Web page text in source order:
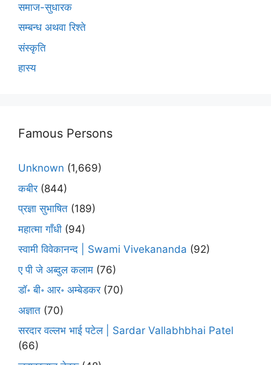
समाज-सुधारक
सम्बन्ध अथवा रिश्ते
संस्कृति
हास्य
Famous Persons
Unknown (1,669)
कबीर(844)
प्रज्ञा सुभाषित (189)
महात्मा गाँधी (94)
स्वामी विवेकानन्द | Swami Vivekananda (92)
ए पी जे अब्दुल कलाम (76)
डॉ॰ बी॰ आर॰ अम्बेडकर(70)
अज्ञात (70)
सरदार वल्लभ भाई पटेल | Sardar Vallabhbhai Patel
(66)